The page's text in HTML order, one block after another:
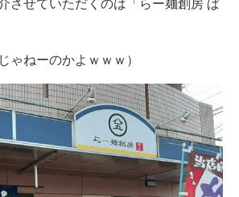
させていただくのは「らー麺創房 ぱ
ねーのかよｗｗｗ）